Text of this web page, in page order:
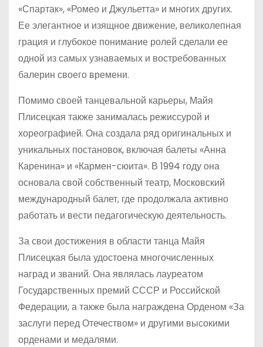
«Спартак», «Ромео и Джульетта» и многих других.
Ее элегантное и изящное движение, великолепная
грация и глубокое понимание ролей сделали ее
одной из самых узнаваемых и востребованных
балерин своего времени.
Помимо своей танцевальной карьеры, Майя
Плисецкая также занималась режиссурой и
хореографией. Она создала ряд оригинальных и
уникальных постановок, включая балеты «Анна
Каренина» и «Кармен-сюита». В 1994 году она
основала свой собственный театр, Московский
международный балет, где продолжала активно
работать и вести педагогическую деятельность.
За свои достижения в области танца Майя
Плисецкая была удостоена многочисленных
наград и званий. Она являлась лауреатом
Государственных премий СССР и Российской
Федерации, а также была награждена Орденом «За
заслуги перед Отечеством» и другими высокими
орденами и медалями.